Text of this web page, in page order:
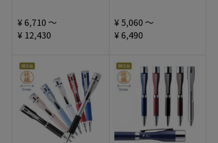
¥ 6,710 ～
¥ 12,430
¥ 5,060 ～
¥ 6,490